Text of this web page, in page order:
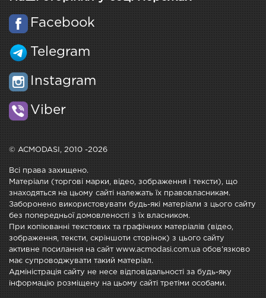
Facebook
Telegram
Instagram
Viber
© ACMODASI, 2010 -2026
Всі права захищено.
Матеріали (торгові марки, відео, зображення і тексти), що
знаходяться на цьому сайті належать їх правовласникам.
Заборонено використовувати будь-які матеріали з цього сайту
без попередньої домовленості з їх власником.
При копіюванні текстових та графічних матеріалів (відео,
зображення, тексти, скріншоти сторінок) з цього сайту
активне посилання на сайт www.acmodasi.com.ua обов'язково
має супроводжувати такий матеріал.
Адміністрація сайту не несе відповідальності за будь-яку
інформацію розміщену на цьому сайті третіми особами.